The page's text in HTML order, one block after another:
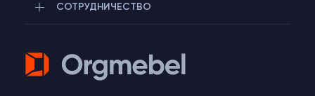
СОТРУДНИЧЕСТВО
Telegram